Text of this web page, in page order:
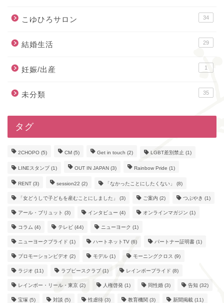
こゆひろサロン 34
結婚生活 29
妊娠/出産 1
未分類 35
タグ
2CHOPO (5) CM (5) Get in touch (2) LGBT差別禁止 (1)
LINEスタンプ(1) OUT IN JAPAN (3) Rainbow Pride (1)
RENT (3) session22 (2) 「なかったことにしたくない」 (8)
「女どうしで子どもを産むことにしました」 (3) ご案内 (2) つぶやき (1)
アール・ブリュット (3) インタビュー (4) オンラインマガジン (1)
コラム (4) テレビ (44) ニューヨーク (1)
ニューヨークプライド (1) ハートネットTV (6) パートナー証明書 (1)
プロモーションビデオ (2) モデル (1) モーニングクロス (9)
ラジオ (11) ラブピースクラブ (1) レインボープライド (8)
レインボー・リール・東京 (2) 人権啓発 (1) 同性婚 (3) 告知 (32)
宝塚 (5) 対談 (5) 性虐待 (3) 教育機関 (3) 新聞掲載 (11)